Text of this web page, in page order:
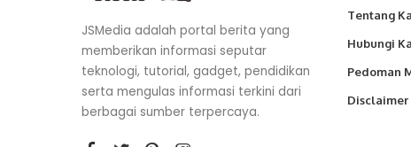
JSMedia adalah portal berita yang
memberikan informasi seputar
teknologi, tutorial, gadget, pendidikan
serta mengulas informasi terkini dari
berbagai sumber terpercaya.
Tentang
Hubungi
Pedoman
Disclaimer